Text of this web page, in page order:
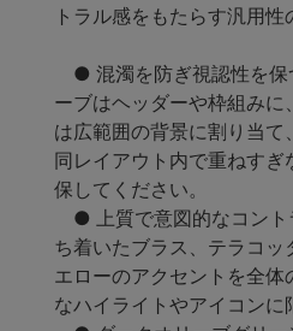
トラル感をもたらす汎用性
● 混濁を防ぎ視認性を保
ーブはヘッダーや枠組み
は広範囲の背景に割り当て
同レイアウト内で重ねすぎ
保してください。
● 上質で意図的なコント
ち着いたブラス、テラコッ
エローのアクセントを全
なハイライトやアイコンに